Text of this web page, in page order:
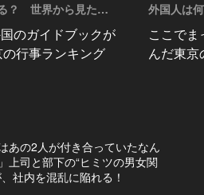
？ 世界から見た東
のガイドブックが
行事ランキング
外国人は
ここで
んだ東
はあの2人が付き合っていたなん
上司と部下の“ヒミツの男女関
社内を混乱に陥れる！